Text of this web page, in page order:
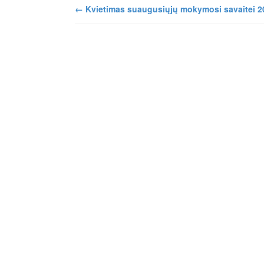
← Kvietimas suaugusiųjų mokymosi savaitei